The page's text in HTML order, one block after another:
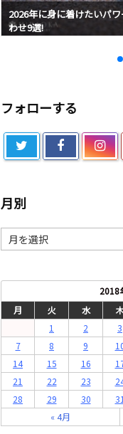
2026年に身に着けたいパ
わせ9選!
フォローする
月別
別
2018
月
火 水
1
2 3
7
8 9
14
15 16
21
22 23
28
29 30
« 4月